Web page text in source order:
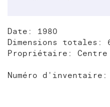
Date: 1980
Dimensions totales:
Propriétaire: Centre
Numéro d'inventaire: